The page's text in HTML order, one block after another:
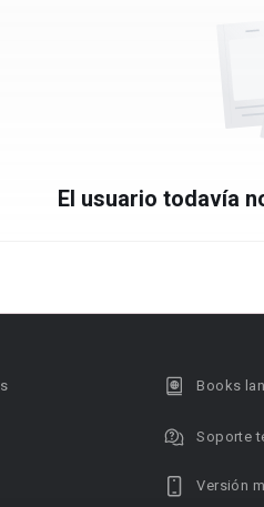
El usuario todavía
Books
Soporte
Versión